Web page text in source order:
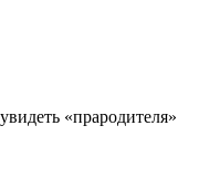
«прародителя»